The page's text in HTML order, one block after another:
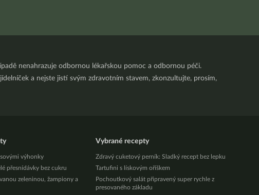
nenahrazuje odbornou lékařskou pomoc a odbornou péči.
a nejste jistí svým zdravotním stavem, zkonzultujte, prosím,
výhonky
přesnídávky bez cukru
zeleninou, žampiony a
Vybrané recepty
Zdravý cuketový perník: Sladký recept bez lepku
Tartufini s lískovým oříškem
Pochoutkový salát připravený super rychle z
presovaného základu